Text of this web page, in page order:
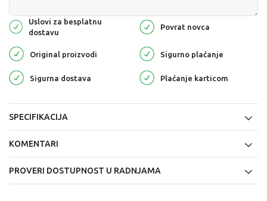
Uslovi za besplatnu
dostavu
Povrat novca
Original proizvodi Sigurno plaćanje
Sigurna dostava Plaćanje karticom
SPECIFIKACIJA
KOMENTARI
PROVERI DOSTUPNOST U RADNJAMA